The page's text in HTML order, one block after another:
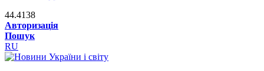
44.4138
Авторизація
Пошук
RU